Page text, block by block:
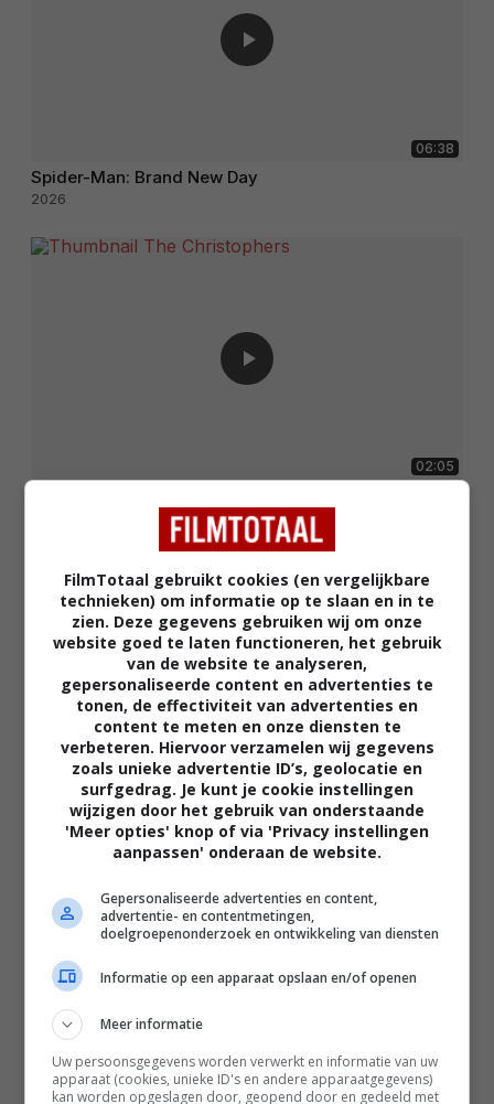
06:38
Spider-Man: Brand New Day
2026
02:05
The Uprising
FilmTotaal gebruikt cookies (en vergelijkbare
technieken) om informatie op te slaan en in te
zien. Deze gegevens gebruiken wij om onze
website goed te laten functioneren, het gebruik
van de website te analyseren,
gepersonaliseerde content en advertenties te
tonen, de effectiviteit van advertenties en
content te meten en onze diensten te
verbeteren. Hiervoor verzamelen wij gegevens
zoals unieke advertentie ID’s, geolocatie en
surfgedrag. Je kunt je cookie instellingen
wijzigen door het gebruik van onderstaande
'Meer opties' knop of via 'Privacy instellingen
aanpassen' onderaan de website.
Gepersonaliseerde advertenties en content,
advertentie- en contentmetingen,
doelgroepenonderzoek en ontwikkeling van diensten
Informatie op een apparaat opslaan en/of openen
Meer informatie
Uw persoonsgegevens worden verwerkt en informatie van uw
apparaat (cookies, unieke ID's en andere apparaatgegevens)
kan worden opgeslagen door, geopend door en gedeeld met